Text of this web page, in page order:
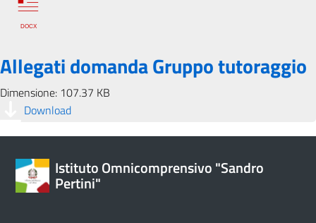
Allegati domanda Gruppo tutoraggio
Dimensione: 107.37 KB
Download
Istituto Omnicomprensivo "Sandro
Pertini"